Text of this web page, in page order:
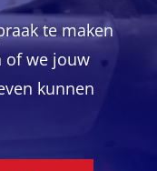
te maken
of we jouw
kunnen